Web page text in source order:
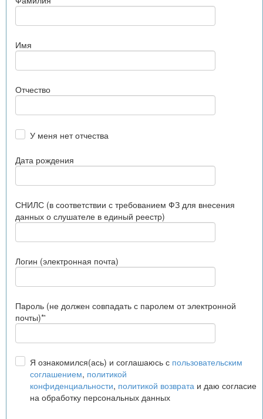
Имя
Отчество
У меня нет отчества
Дата рождения
СНИЛС (в соответствии с требованием ФЗ для внесения
данных о слушателе в единый реестр)
Логин (электронная почта)
Пароль (не должен совпадать с паролем от электронной
почты)*'
Я ознакомился(ась) и соглашаюсь с пользовательским
соглашением, политикой
конфиденциальности, политикой возврата и даю согласие
на обработку персональных данных